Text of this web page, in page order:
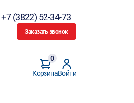
+7 (3822) 52-34-73
Заказать звонок
Корзина
0
Войти